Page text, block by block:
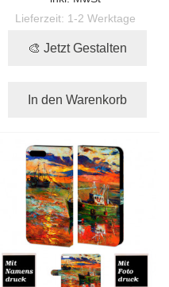
Lieferzeit: 1-2 Werktage
🎨 Jetzt Gestalten
In den Warenkorb